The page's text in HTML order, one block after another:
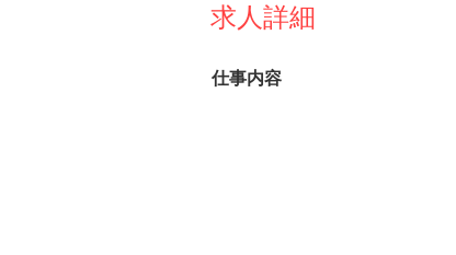
求人詳細
仕事内容